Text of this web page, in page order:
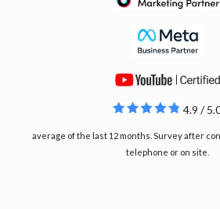
4.9 /
average of the last 12 months. Survey after
telephone or on site.